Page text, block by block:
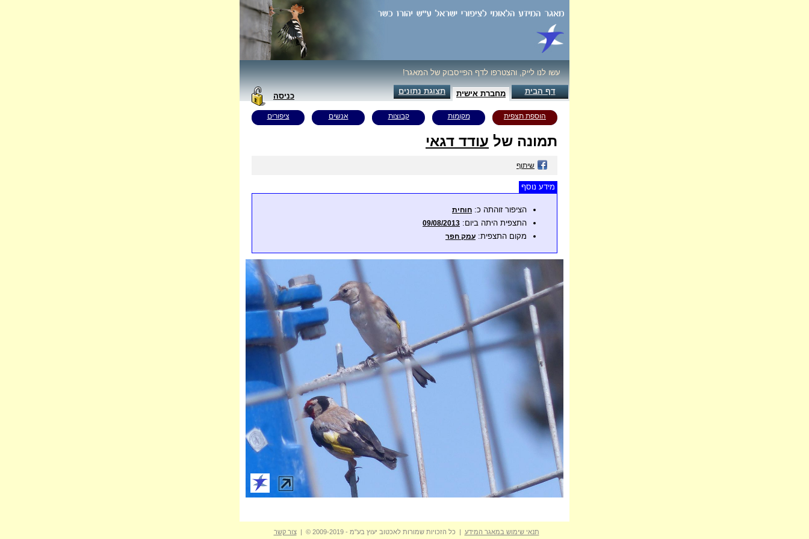
עשו לנו לייק, והצטרפו לדף הפייסבוק של המאגר!
דף הבית מחברת אישית תצוגת נתונים
כניסה
הוספת תצפית מקומות קבוצות אנשים ציפורים
תמונה של עודד דגאי
שיתוף
מידע נוסף
הציפור זוהתה כ: חוחית
התצפית היתה ביום: 09/08/2013
מקום התצפית: עמק חפר
תנאי שימוש במאגר המידע | כל הזכויות שמורות לאכטוב יעוץ בע"מ - 2009-2019 © | צור קשר